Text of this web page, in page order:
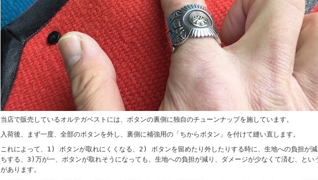
当店で販売しているオルテガベストには、ボタンの裏側に独自のチューンナップを施しています。
入荷後、まず一度、全部のボタンを外し、裏側に補強用の「ちからボタン」を付けて縫い直します。
これによって、1) ボタンが取れにくくなる、2) ボタンを留めたり外したりする時に、生地への負担が
ちする、3)万が一、ボタンが取れそうになっても、生地への負担が減り、ダメージが少なくて済む、とい
があります。